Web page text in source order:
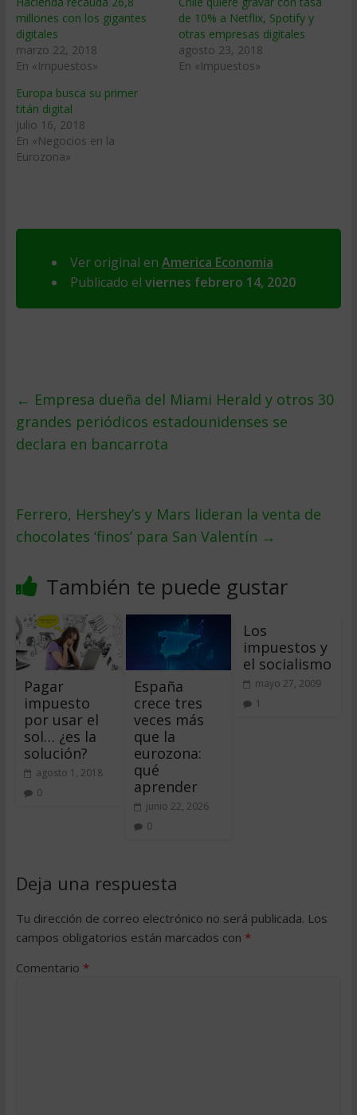
millones con los gigantes
digitales
marzo 22, 2018
En «Impuestos»
de 10% a Netflix, Spotify y
otras empresas digitales
agosto 23, 2018
En «Impuestos»
Europa busca su primer
titán digital
julio 16, 2018
En «Negocios en la
Eurozona»
Ver original en America Economia
Publicado el viernes febrero 14, 2020
← Empresa dueña del Miami Herald y otros 30
grandes periódicos estadounidenses se
declara en bancarrota
Ferrero, Hershey’s y Mars lideran la venta de
chocolates ‘finos’ para San Valentín →
También te puede gustar
Pagar
impuesto
por usar el
sol… ¿es la
solución?
agosto 1, 2018
0
España
crece tres
veces más
que la
eurozona:
qué
aprender
junio 22, 2026
0
Los
impuestos y
el socialismo
mayo 27, 2009
1
Deja una respuesta
Tu dirección de correo electrónico no será publicada. Los
campos obligatorios están marcados con *
Comentario *